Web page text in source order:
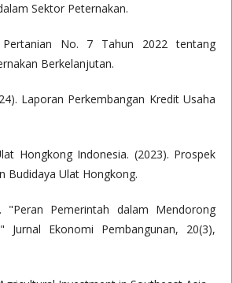
Sektor Peternakan.
No. 7 Tahun 2022 tentang
Berkelanjutan.
Laporan Perkembangan Kredit Usaha
Hongkong Indonesia. (2023). Prospek
Budidaya Ulat Hongkong.
"Peran Pemerintah dalam Mendorong
Jurnal Ekonomi Pembangunan, 20(3),